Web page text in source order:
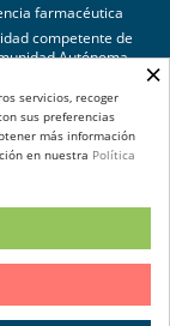
farmacéutica
competente de
Autónoma
competentes
×
servicios, recoger
sus preferencias
más información
en nuestra Política